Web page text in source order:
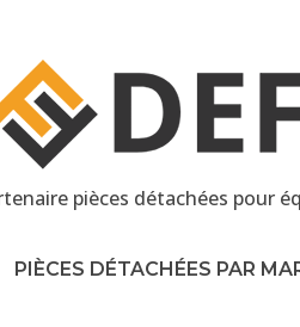
pièces détachées pour
PIÈCES DÉTACHÉES PAR